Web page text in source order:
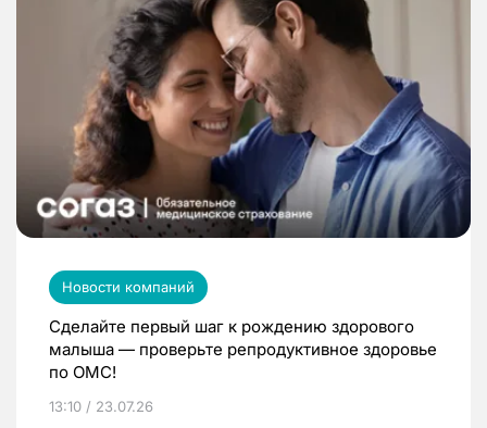
Новости компаний
Сделайте первый шаг к рождению здорового
малыша — проверьте репродуктивное здоровье
по ОМС!
13:10 / 23.07.26